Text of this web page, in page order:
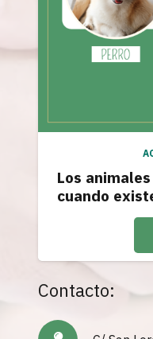
Los
cuando
Contacto: